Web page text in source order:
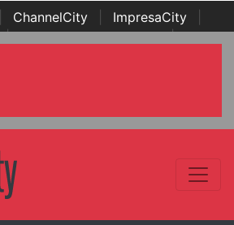
ChannelCity ImpresaCity
| Italian Channel Awards | Italian